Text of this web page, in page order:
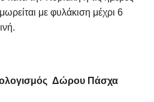
με φυλάκιση μέχρι 6
Δώρου Πάσχα